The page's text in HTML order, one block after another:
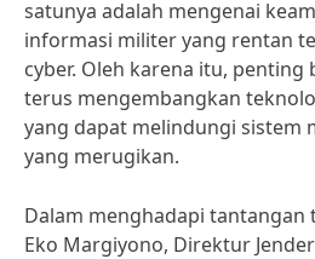
satunya adalah mengenai
informasi militer yang rentan
cyber. Oleh karena itu, penting
terus mengembangkan
yang dapat melindungi sistem
yang merugikan.
Dalam menghadapi tantangan
Eko Margiyono, Direktur